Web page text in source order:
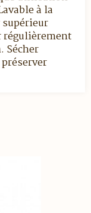
à la
régulièrement
Sécher